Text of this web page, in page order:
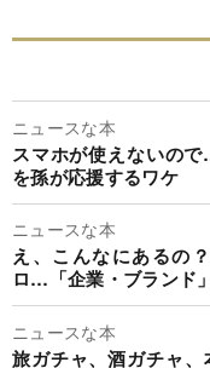
ニュースな本
スマホが使えないの
を孫が応援するワケ
ニュースな本
え、こんなにあるの
ロ…「企業・ブランド
ニュースな本
旅ガチャ、酒ガチャ